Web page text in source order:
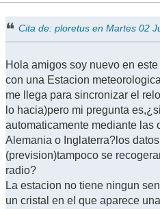
Cita de: ploretus en Martes 02
Hola amigos soy nuevo en
con una Estacion
me llega para sincronizar el
lo hacia)pero mi pregunta
automaticamente mediante las
Alemania o Inglaterra?los
(prevision)tampoco se
radio?
La estacion no tiene ningun
un cristal en el que aparece